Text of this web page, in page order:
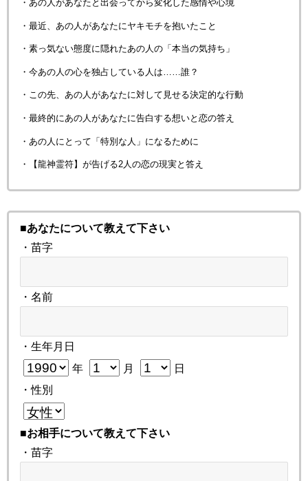
・あの人があなたと出会ってから変化した感情や心境
・最近、あの人があなたにヤキモチを抱いたこと
・素っ気ない態度に隠れたあの人の「本当の気持ち」
・今あの人の心を独占している人は……誰？
・この先、あの人があなたに対して見せる決定的な行動
・最終的にあの人があなたに告白する想いと恋の答え
・あの人にとって「特別な人」になるために
・【龍神霊符】が告げる2人の恋の現実と答え
■あなたについて教えて下さい
・苗字
・名前
・生年月日
年 月
日
・性別
■お相手について教えて下さい
・苗字